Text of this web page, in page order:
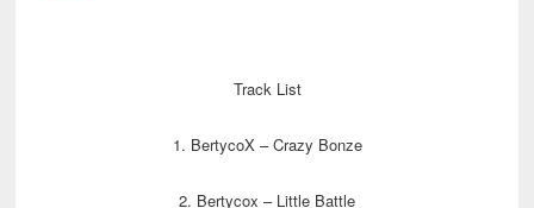
Track List
1. BertycoX – Crazy Bonze
2. Bertycox – Little Battle